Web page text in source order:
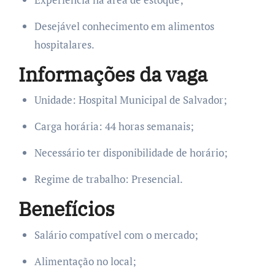
Desejável conhecimento em alimentos
hospitalares.
Informações da vaga
Unidade: Hospital Municipal de Salvador;
Carga horária: 44 horas semanais;
Necessário ter disponibilidade de horário;
Regime de trabalho: Presencial.
Benefícios
Salário compatível com o mercado;
Alimentação no local;